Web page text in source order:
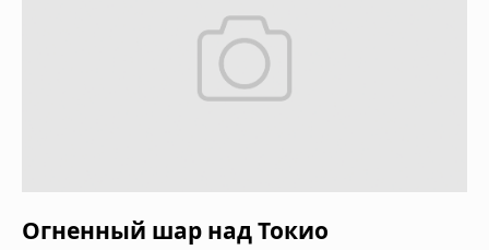
Огненный шар над Токио